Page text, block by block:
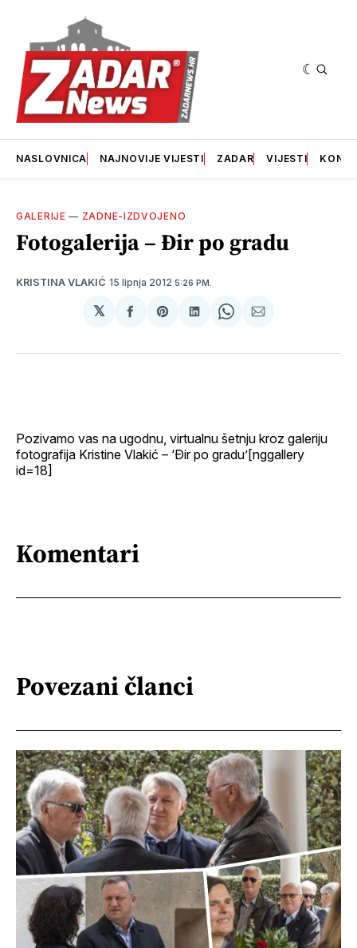
NASLOVNICA NAJNOVIJE VIJESTI ZADAR VIJESTI
GALERIJE — ZADNE-IZDVOJENO
Fotogalerija – Đir po gradu
KRISTINA VLAKIĆ 15 lipnja 2012 5:26 PM.
𝕏
podijeliSharepodijeliSharepodijeli
Pozivamo vas na ugodnu, virtualnu šetnju kroz galeriju
fotografija Kristine Vlakić – ‘Đir po gradu’[nggallery
id=18]
Komentari
Povezani članci